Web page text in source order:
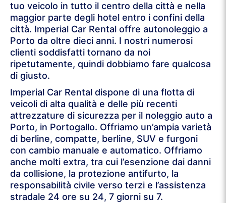
tuo veicolo in tutto il centro della città e nella
maggior parte degli hotel entro i confini della
città. Imperial Car Rental offre autonoleggio a
Porto da oltre dieci anni. I nostri numerosi
clienti soddisfatti tornano da noi
ripetutamente, quindi dobbiamo fare qualcosa
di giusto.
Imperial Car Rental dispone di una flotta di
veicoli di alta qualità e delle più recenti
attrezzature di sicurezza per il noleggio auto a
Porto, in Portogallo. Offriamo un’ampia varietà
di berline, compatte, berline, SUV e furgoni
con cambio manuale e automatico. Offriamo
anche molti extra, tra cui l’esenzione dai danni
da collisione, la protezione antifurto, la
responsabilità civile verso terzi e l’assistenza
stradale 24 ore su 24, 7 giorni su 7.